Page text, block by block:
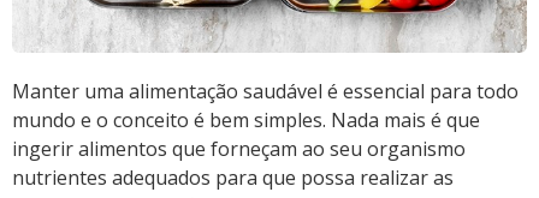
Manter uma alimentação saudável é essencial para todo
mundo e o conceito é bem simples. Nada mais é que
ingerir alimentos que forneçam ao seu organismo
nutrientes adequados para que possa realizar as